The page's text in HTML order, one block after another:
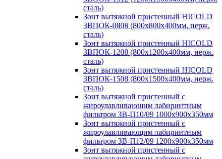
сталь)
Зонт вытяжной пристенный HICOLD
ЗВПОК-0808 (800х800х400мм, нерж.
сталь)
Зонт вытяжной пристенный HICOLD
ЗВПОК-1208 (800х1200х400мм, нерж.
сталь)
Зонт вытяжной пристенный HICOLD
ЗВПОК-1508 (800х1500х400мм, нерж.
сталь)
Зонт вытяжной пристенный с
жироулавливающим лабиринтным
фильтром ЗВ-П10/09 1000х900х350мм
Зонт вытяжной пристенный с
жироулавливающим лабиринтным
фильтром ЗВ-П12/09 1200х900х350мм
Зонт вытяжной пристенный с